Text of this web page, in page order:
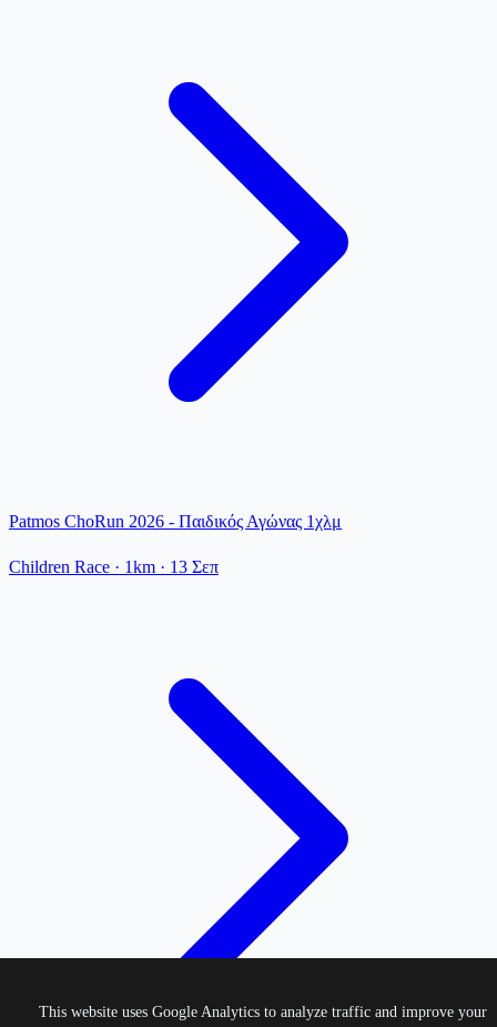
Patmos ChoRun 2026 - Παιδικός Αγώνας 1χλμ
Children Race · 1km · 13 Σεπ
This website uses Google Analytics to analyze traffic and improve your